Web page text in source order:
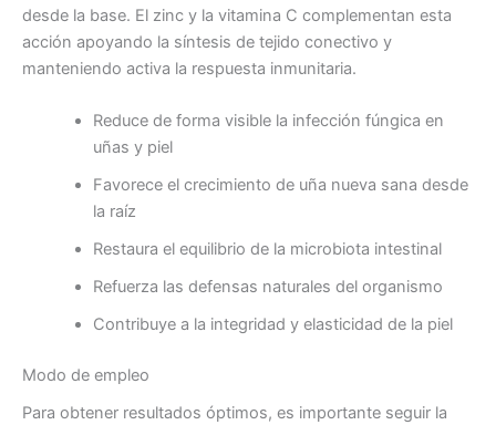
desde la base. El zinc y la vitamina C complementan esta
acción apoyando la síntesis de tejido conectivo y
manteniendo activa la respuesta inmunitaria.
Reduce de forma visible la infección fúngica en
uñas y piel
Favorece el crecimiento de uña nueva sana desde
la raíz
Restaura el equilibrio de la microbiota intestinal
Refuerza las defensas naturales del organismo
Contribuye a la integridad y elasticidad de la piel
Modo de empleo
Para obtener resultados óptimos, es importante seguir la